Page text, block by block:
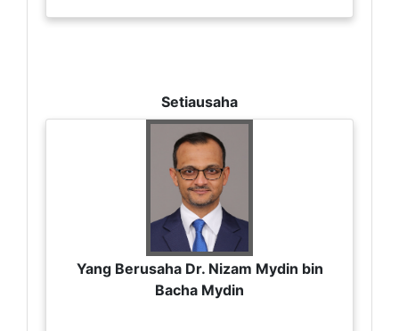
Setiausaha
Yang Berusaha Dr. Nizam Mydin bin
Bacha Mydin